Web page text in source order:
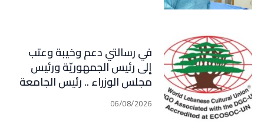
في رسالتي دعم وخيبة وعتب
إلى رئيس الجمهوريّة ورئيس
مجلس الوزراء .. رئيس الجامعة
اللبنانية الثقافيّة في العالم
(WLCU) يؤكد دعم الدّولة06/08/2026